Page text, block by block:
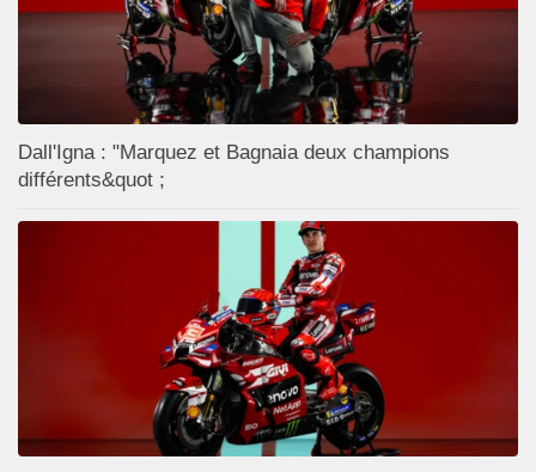
Dall'Igna : "Marquez et Bagnaia deux champions
différents&quot ;